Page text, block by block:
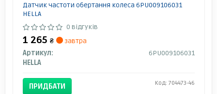
Датчик частоти обертання колеса 6PU009106031
HELLA
0 відгуків
1 265 ₴
завтра
Артикул:
6PU009106031
HELLA
ПРИДБАТИ Код: 704473-46